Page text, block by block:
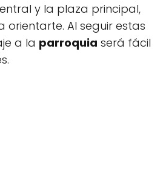
y la plaza principal,
Al seguir estas
a la parroquia será fácil